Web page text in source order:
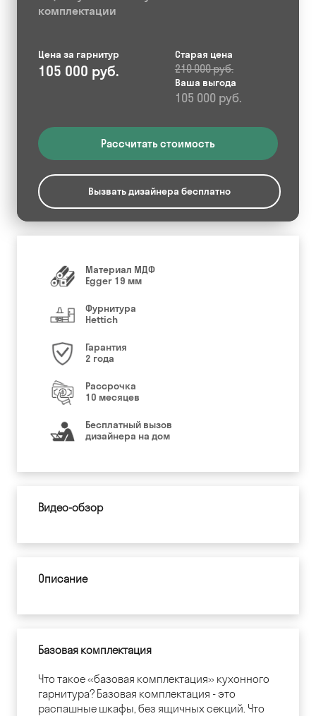
комплектации
Цена за гарнитур
105 000 руб.
Старая цена
210 000 руб.
Ваша выгода
105 000 руб.
Рассчитать стоимость
Вызвать дизайнера бесплатно
Материал МДФ
Egger 19 мм
Фурнитура
Hettich
Гарантия
2 года
Рассрочка
10 месяцев
Бесплатный вызов
дизайнера на дом
Видео-обзор
Описание
Базовая комплектация
Что такое «базовая комплектация» кухонного
гарнитура? Базовая комплектация - это
распашные шкафы, без ящичных секций. Что